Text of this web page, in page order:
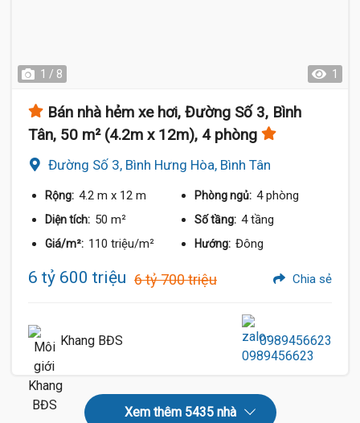
1 / 8 1
Bán nhà hẻm xe hơi, Đường Số 3, Bình
Tân, 50 m² (4.2m x 12m), 4 phòng
Đường Số 3, Bình Hưng Hòa, Bình Tân
Rộng: 4.2 m x 12 m Phòng ngủ: 4 phòng
Diện tích: 50 m² Số tầng: 4 tầng
Giá/m²: 110 triệu/m² Hướng: Đông
6 tỷ 600 triệu 6 tỷ 700 triệu Chia sẻ
Khang BĐS 0989456623
Xem thêm 5435 nhà